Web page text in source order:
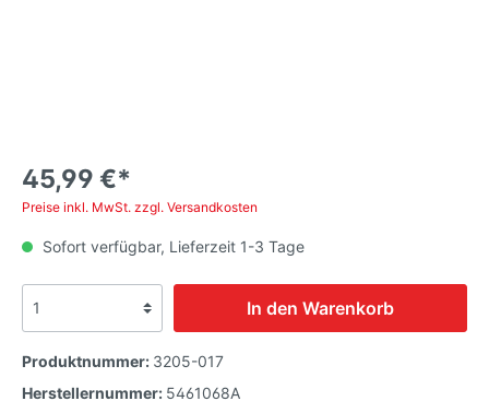
45,99 €*
Preise inkl. MwSt. zzgl. Versandkosten
Sofort verfügbar, Lieferzeit 1-3 Tage
In den Warenkorb
Produktnummer: 3205-017
Herstellernummer: 5461068A